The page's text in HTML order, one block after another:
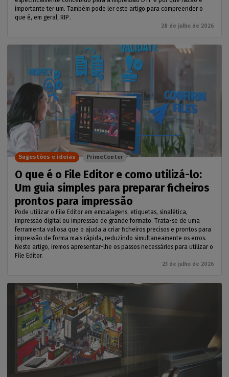
importante ter um. Também pode ler este artigo para compreender o
que é, em geral, RIP .
28 de julho de 2026
O que é o File Editor e como utilizá-lo:
Um guia simples para preparar ficheiros
prontos para impressão
Pode utilizar o File Editor em embalagens, etiquetas, sinalética,
impressão digital ou impressão de grande formato. Trata-se de uma
ferramenta valiosa que o ajuda a criar ficheiros precisos e prontos para
impressão de forma mais rápida, reduzindo simultaneamente os erros.
Neste artigo, iremos apresentar-lhe os passos necessários para utilizar o
File Editor.
23 de julho de 2026
Sugestões e ideias PrimeCenter